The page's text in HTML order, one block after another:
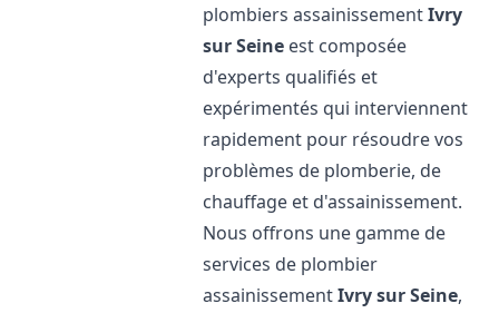
plombiers assainissementIvry
sur Seine est composée
d'experts qualifiés et
expérimentés qui interviennent
rapidement pour résoudre vos
problèmes de plomberie, de
chauffage et d'assainissement.
Nous offrons une gamme de
services de plombier
assainissementIvry sur Seine,